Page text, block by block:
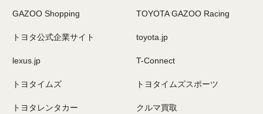
GAZOO Shopping TOYOTA GAZOO Racing
トヨタ公式企業サイト toyota.jp
lexus.jp T-Connect
トヨタイムズ トヨタイムズスポーツ
トヨタレンタカー クルマ買取